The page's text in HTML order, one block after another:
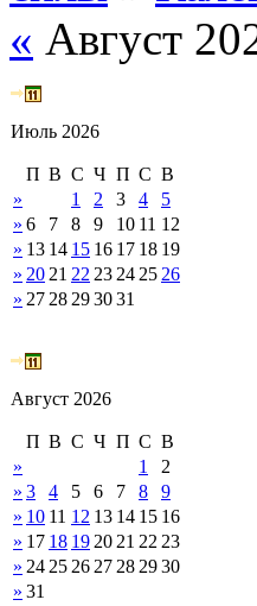
« Август
Июль 2026
П В С Ч П С В
»
1 2 3 4
5
» 6 7 8 9 10 11 12
» 13 14 15 16 17 18 19
» 20 21 22 23 24 25 26
» 27 28 293031
Август 2026
П В С Ч П С В
»
1
2
» 3 4 5 6 7 8
9
» 10 11 12 13 14 15 16
» 17 18 19 20 21 22 23
» 24 25 26 27 28 2930
» 31